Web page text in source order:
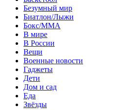
Безумный мир
Биатлон/Лыжи
Бокс/MMA
В мире
В России
Вещи
Военные новости
Гаджеты
Дети
Дом и сад
Еда
Звёзды